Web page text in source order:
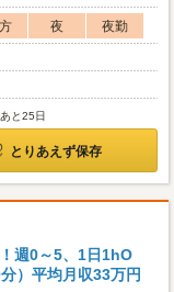
夜
夜勤
と25日
とりあえず保存
週0～5、1日1hO
）平均月収33万円